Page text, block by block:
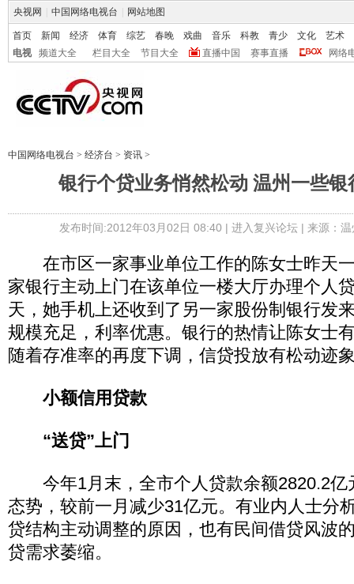
央视网 中国网络电视台 网站地图
首页 新闻 经济 体育 综艺 春晚 戏曲 音乐 科教 青少 文化
艺术
电视
频道大全 栏目大全 节目大全 直播中国 赛事直播 网络
中国网络电视台 > 经济台 > 资讯 >
银行个贷业务悄然松动 温州一些银
发布时间:2012年03月02日 08:40 | 进入复兴论坛| 来源：
在市区一家事业单位工作的陈女士昨天
家银行主动上门在该单位一楼大厅办理个人
天，她手机上还收到了另一家股份制银行发
规模充足，利率优惠。银行的热情让陈女士
随着存准率的再度下调，信贷投放有松动迹
小额信用贷款
“送贷”上门
今年1月末，全市个人贷款余额2820.2亿
态势，较前一月减少31亿元。有业内人士分
贷结构主动调整的原因，也有民间借贷风波
贷需求萎缩。